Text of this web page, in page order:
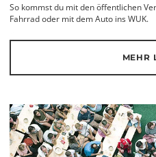
So kommst du mit den öffentlichen
Fahrrad oder mit dem Auto ins WUK.
MEHR